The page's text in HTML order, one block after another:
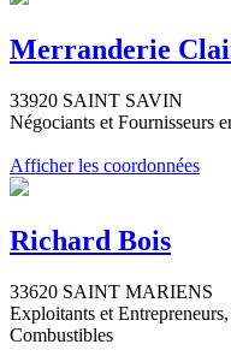
Merranderie
33920 SAINT SAVIN
Négociants et Fournisseurs
Afficher les coordonnées
Richard Bois
33620 SAINT MARIENS
Exploitants et
Combustibles